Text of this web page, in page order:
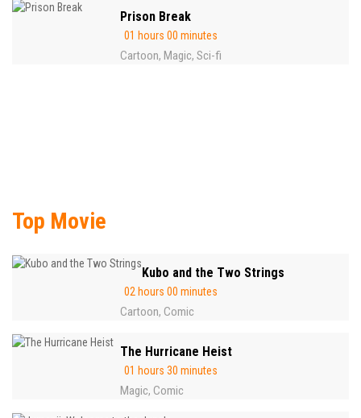
Prison Break
01 hours 00 minutes
Cartoon, Magic, Sci-fi
Top Movie
Kubo and the Two Strings
02 hours 00 minutes
Cartoon, Comic
The Hurricane Heist
01 hours 30 minutes
Magic, Comic